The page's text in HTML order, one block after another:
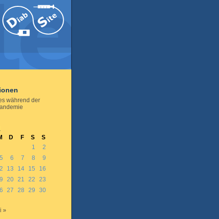
während der
D F S
S
1
2
5 6 7 8
9
13 14 15
16
20 21 22
23
27 28 29
30
»